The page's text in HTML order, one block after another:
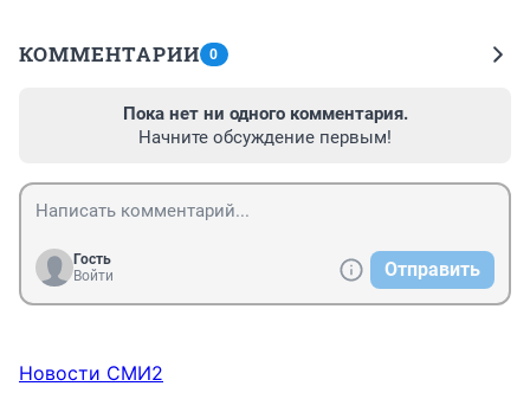
КОММЕНТАРИИ 0
Пока нет ни одного комментария.
Начните обсуждение первым!
Гость
Войти
Отправить
Новости СМИ2